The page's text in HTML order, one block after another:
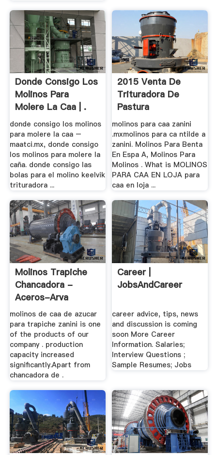
Donde Consigo Los
Molinos Para
Molere La Caa | .
donde consigo los molinos
para molere la caa –
maatci.mx, donde consigo
los molinos para molere la
caña. donde consigo las
bolas para el molino keelvik
trituradora ...
2015 Venta De
Trituradora De
Pastura
molinos para caa zanini
.mxmolinos para ca ntilde a
zanini. Molinos Para Benta
En Espa A, Molinos Para
Molinos . What is MOLINOS
PARA CAA EN LOJA para
caa en loja ...
Molinos Trapiche
Chancadora -
Aceros-Arva
molinos de caa de azucar
para trapiche zanini is one
of the products of our
company . production
capacity increased
significantly.Apart from
chancadora de .
Career |
JobsAndCareer
career advice, tips, news
and discussion is coming
soon More Career
Information. Salaries;
Interview Questions ;
Sample Resumes; Jobs